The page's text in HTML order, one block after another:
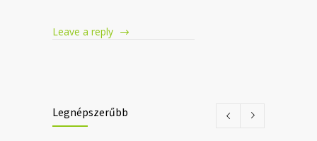
Leave a reply
Legnépszerűbb